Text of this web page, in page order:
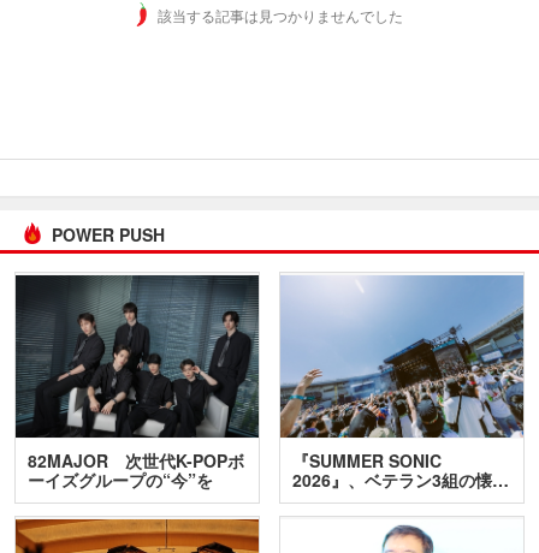
該当する記事は見つかりませんでした
POWER PUSH
82MAJOR 次世代K-POPボ
ーイズグループの“今”を
訊…
『SUMMER SONIC
2026』、ベテラン3組の懐…